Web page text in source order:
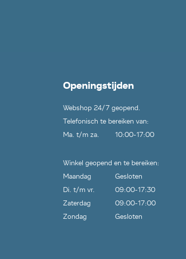
Openingstijden
Webshop 24/7 geopend.
Telefonisch te bereiken van:
Ma. t/m za.
10:00-17:00
Winkel geopend en te bereiken:
Maandag
Gesloten
Di. t/m vr.
09:00-17:30
Zaterdag
09:00-17:00
Zondag
Gesloten